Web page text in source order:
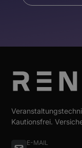
Kautionsfrei.
E-MAIL